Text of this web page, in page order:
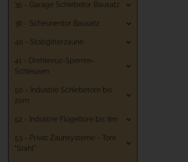
35 - Garage Schiebetor Bausatz
36 - Scheunentor Bausatz
40 - Stabgitterzäune
41 - Drehkreuz-Sperren-
Schleusen
50 - Industrie Schiebetore bis
20m
52 - Industrie Flügeltore bis 8m
53 - Privat Zaunsysteme - Tore
"Stahl"